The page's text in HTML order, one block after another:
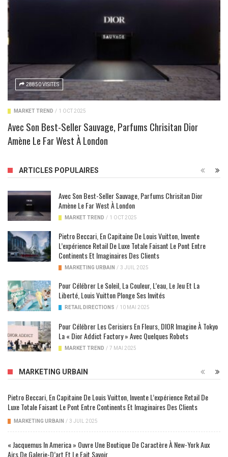
28850 VISITES
MARKET TREND / 1 OCT 2025
Avec Son Best-Seller Sauvage, Parfums Chrisitan Dior
Amène Le Far West À London
ARTICLES POPULAIRES
Avec Son Best-Seller Sauvage, Parfums Chrisitan Dior
Amène Le Far West À London
MARKET TREND / 1 OCT 2025
Pietro Beccari, En Capitaine De Louis Vuitton, Invente
L’expérience Retail De Luxe Totale Faisant Le Pont Entre
Continents Et Imaginaires Des Clients
MARKETING URBAIN / 3 JUIL 2025
Pour Célébrer Le Soleil, La Couleur, L’eau, Le Jeu Et La
Liberté, Louis Vuitton Plonge Ses Invités
RETAIL DIRECTIONS / 10 MAI 2025
Pour Célébrer Les Cerisiers En Fleurs, DIOR Imagine À Tokyo
La « Dior Addict Factory » Avec Quelques Robots
MARKET TREND / 7 MAI 2025
MARKETING URBAIN
Pietro Beccari, En Capitaine De Louis Vuitton, Invente L’expérience Retail De
Luxe Totale Faisant Le Pont Entre Continents Et Imaginaires Des Clients
MARKETING URBAIN / 3 JUIL 2025
« Jacquemus In America » Ouvre Une Boutique De Caractère À New-York Aux
Airs De Galerie-D’art Et Le Fait Savoir